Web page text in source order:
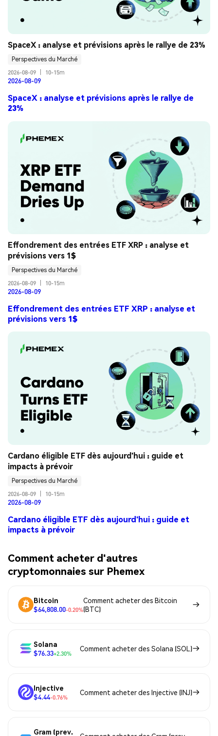
SpaceX : analyse et prévisions après le rallye de 23%
Perspectives du Marché
2026-08-09
10-15m
2026-08-09
SpaceX : analyse et prévisions après le rallye de
23%
Effondrement des entrées ETF XRP : analyse et
prévisions vers 1$
Perspectives du Marché
2026-08-09
10-15m
2026-08-09
Effondrement des entrées ETF XRP : analyse et
prévisions vers 1$
Cardano éligible ETF dès aujourd'hui : guide et
impacts à prévoir
Perspectives du Marché
2026-08-09
10-15m
2026-08-09
Cardano éligible ETF dès aujourd'hui : guide et
impacts à prévoir
Comment acheter d'autres
cryptomonnaies sur Phemex
Bitcoin
$64,808.00-0.20%
Comment acheter des Bitcoin
(BTC)
Solana
$76.33+2.30%
Comment acheter des Solana (SOL)
Injective
$4.44-0.76%
Comment acheter des Injective (INJ)
Gram (prev.